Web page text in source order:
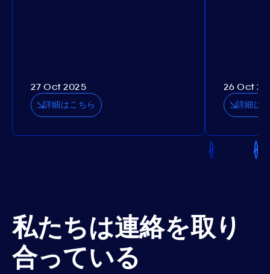
27 Oct 2025
詳細はこちら
26 Oct
詳細は
私たちは連絡を取り
合っている